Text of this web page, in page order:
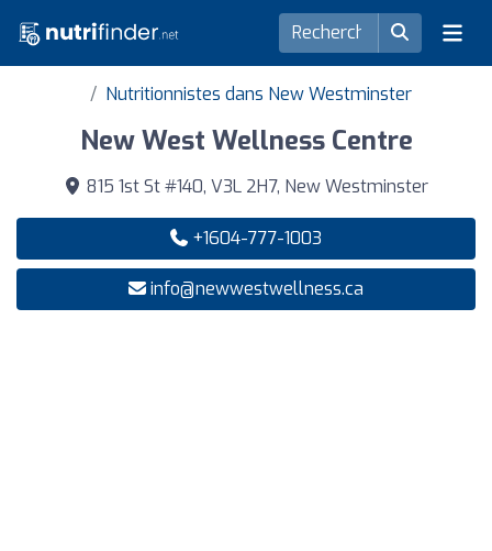
Nutritionnistes dans New Westminster
New West Wellness Centre
815 1st St #140, V3L 2H7, New Westminster
+1604-777-1003
info@newwestwellness.ca